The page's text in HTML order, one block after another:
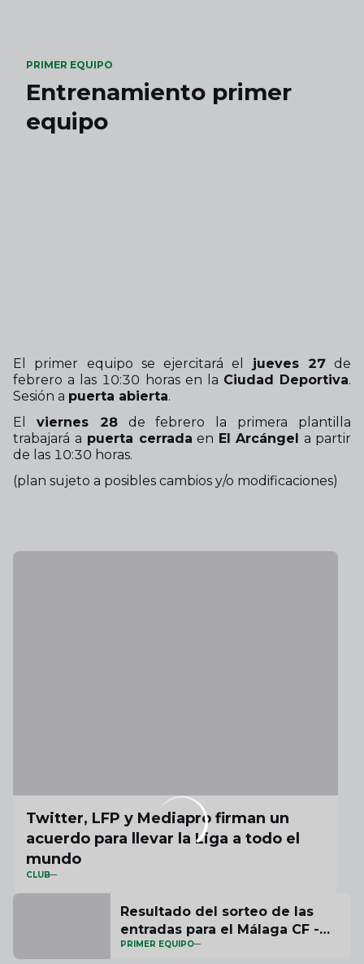
PRIMER EQUIPO
Entrenamiento primer
equipo
El primer equipo se ejercitará el jueves 27de
febrero a las 10:30 horas en la Ciudad Deportiva.
Sesión a puerta abierta.
El viernes 28de febrero la primera plantilla
trabajará a puerta cerrada en El Arcángel a partir
de las 10:30 horas.
(plan sujeto a posibles cambios y/o modificaciones)
Twitter, LFP y Mediapro firman un
acuerdo para llevar la Liga a todo el
mundo
CLUB
Resultado del sorteo de las
entradas para el Málaga CF -
Córdoba CF
PRIMER EQUIPO